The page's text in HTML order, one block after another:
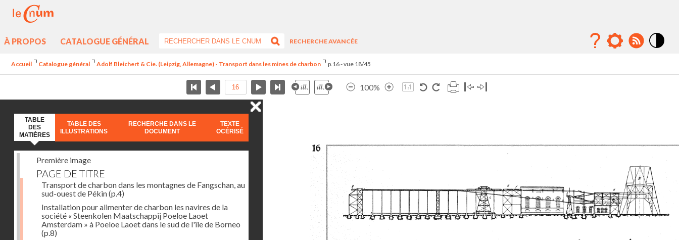
À PROPOS CATALOGUE GÉNÉRAL
RECHERCHE AVANCÉE
Accueil Catalogue général Adolf Bleichert & Cie. (Leipzig, Allemagne) - Transport dans les mines de charbon p.16 - vue 18/45
100%
TABLE
DES
MATIÈRES
TABLE DES
ILLUSTRATIONS
RECHERCHE DANS LE
DOCUMENT
TEXTE
OCÉRISÉ
Première image
PAGE DE TITRE
Transport de charbon dans les montagnes de Fangschan, au
sud-ouest de Pékin(p.4)
Installation pour alimenter de charbon les navires de la
société « Steenkolen Maatschappij Poeloe Laoet
Amsterdam » à Poeloe Laoet dans le sud de l'île de Borneo
(p.8)